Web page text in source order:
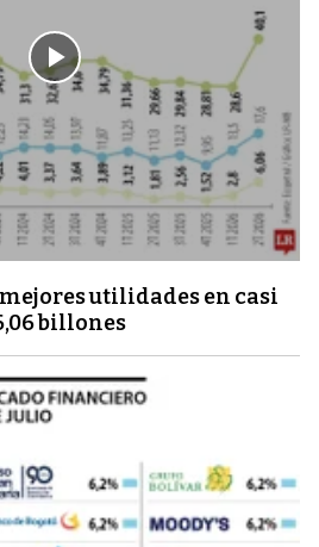
utilidades en casi
billones